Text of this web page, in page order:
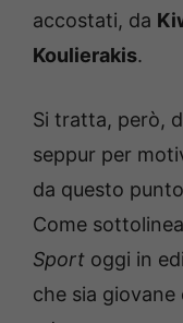
accostati, da
Koulierakis.
Si tratta, però,
seppur per
da questo
Come
Sport oggi in
che sia